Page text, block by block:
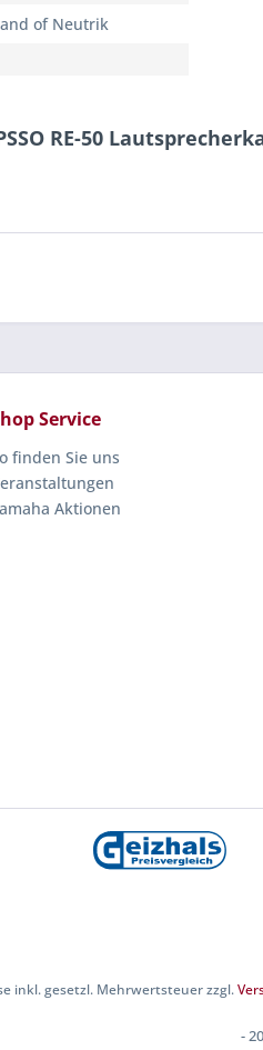
of Neutrik
RE-50
Service
finden Sie uns
Aktionen
inkl. gesetzl. Mehrwertsteuer zzgl.
-